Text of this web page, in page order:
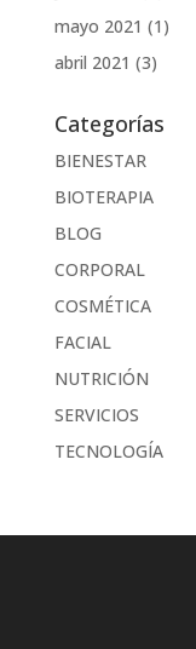
mayo 2021 (1)
abril 2021 (3)
Categorías
BIENESTAR
BIOTERAPIA
BLOG
CORPORAL
COSMÉTICA
FACIAL
NUTRICIÓN
SERVICIOS
TECNOLOGÍA